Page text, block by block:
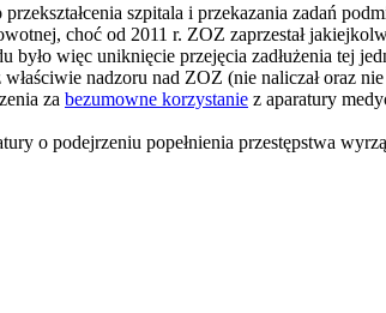
szpitala i przekazania zadań
choć od 2011 r. ZOZ zaprzestał
było więc uniknięcie przejęcia zadłużenia tej
nadzoru nad ZOZ (nie naliczał oraz
za bezumowne korzystanie z aparatury
o podejrzeniu popełnienia przestępstwa